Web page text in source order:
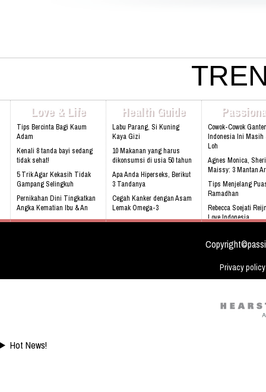
4080 Email:
Bbm: 7CD899C3 Addresh:
Park, Jl. Raya Babakan Madang
www.athinadolls.com We Bring
To All Children !! Cinta Batik
Ku Indonesia !! Klik Di Sini Untuk
Website Kami
Love & Life
Tips Bercinta Bagi Kaum
Adam
Kenali 8 tanda bayi sedang
tidak sehat!
5 Trik Agar Kekasih Tidak
Gampang Selingkuh
Pernikahan Dini Tingkatkan
Angka Kematian Ibu & An
Sering Mengalami Mimpi
Health Guide
Labu Parang, Si Kuning
Kaya Gizi
10 Makanan yang harus
dikonsumsi di usia 50 tahun
Apa Anda Hiperseks, Berikut
3 Tandanya
Cegah Kanker dengan Asam
Lemak Omega-3
Bahaya Mendengkur
Cowok-Cowok
Indonesia Ini Masih
Loh
Agnes Monica,
Maissy: 3 Mantan
Tips Menjelang
Ramadhan
Rebecca Soejati
Love Indonesia
Harry Potter Setelah
Privacy policy
Hot News!